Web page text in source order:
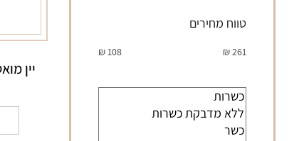
טווח מחירים
261
₪
108
₪